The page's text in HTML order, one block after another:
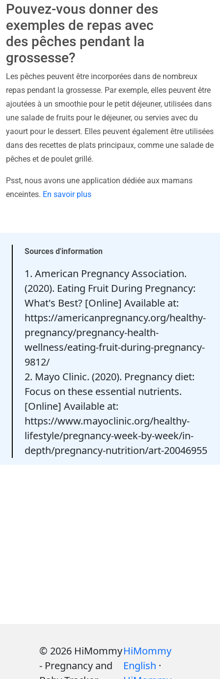
Pouvez-vous donner des
exemples de repas avec
des pêches pendant la
grossesse?
Les pêches peuvent être incorporées dans de nombreux
repas pendant la grossesse. Par exemple, elles peuvent être
ajoutées à un smoothie pour le petit déjeuner, utilisées dans
une salade de fruits pour le déjeuner, ou servies avec du
yaourt pour le dessert. Elles peuvent également être utilisées
dans des recettes de plats principaux, comme une salade de
pêches et de poulet grillé.
Psst, nous avons une application dédiée aux mamans
enceintes. En savoir plus
Sources d'information
1. American Pregnancy Association.
(2020). Eating Fruit During Pregnancy:
What's Best? [Online] Available at:
https://americanpregnancy.org/healthy-
pregnancy/pregnancy-health-
wellness/eating-fruit-during-pregnancy-
9812/
2. Mayo Clinic. (2020). Pregnancy diet:
Focus on these essential nutrients.
[Online] Available at:
https://www.mayoclinic.org/healthy-
lifestyle/pregnancy-week-by-week/in-
depth/pregnancy-nutrition/art-20046955
© 2026 HiMommy
- Pregnancy and
HiMommy
English ·